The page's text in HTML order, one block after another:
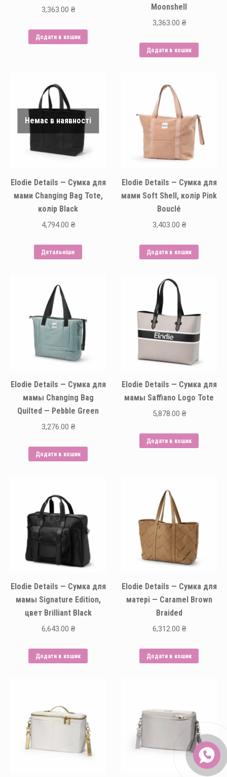
3,363.00 ₴
Додати в кошик
Moonshell
3,363.00 ₴
Додати в кошик
Немає в наявності
Elodie Details — Сумка для
мами Changing Bag Tote,
колір Black
4,794.00 ₴
Детальніше
Elodie Details — Сумка для
мами Soft Shell, колір Pink
Bouclé
3,403.00 ₴
Додати в кошик
Elodie Details — Сумка для
мамы Changing Bag
Quilted — Pebble Green
3,276.00 ₴
Додати в кошик
Elodie Details — Сумка для
мамы Saffiano Logo Tote
5,878.00 ₴
Додати в кошик
Elodie Details — Сумка для
мамы Signature Edition,
цвет Brilliant Black
6,643.00 ₴
Додати в кошик
Elodie Details — Сумка для
матері — Caramel Brown
Braided
6,312.00 ₴
Додати в кошик